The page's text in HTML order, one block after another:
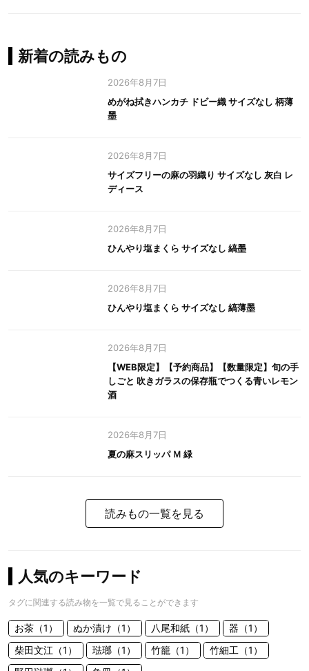
新着の読みもの
2026年8月7日
めがね拭きハンカチ ドビー織 サイズなし 柄薄
墨
2026年8月7日
サイズフリーの麻の羽織り サイズなし 灰白 レ
ディース
2026年8月7日
ひんやり塩まくら サイズなし 縞墨
2026年8月7日
ひんやり塩まくら サイズなし 縞薄墨
2026年8月7日
【WEB限定】【予約商品】【数量限定】旬の手
しごと 吹きガラスの保存瓶でつくる青いレモン
酒
2026年8月7日
夏の麻スリッパ Ｍ 緑
読みもの一覧を見る
人気のキーワード
タグに関連する読み物を一覧で見ることができます
お茶（1） ぬか漬け（1） 八尾和紙（1）
器（1）
柴田文江（1）
琺瑯（1） 竹籠（1）
竹細工（1）